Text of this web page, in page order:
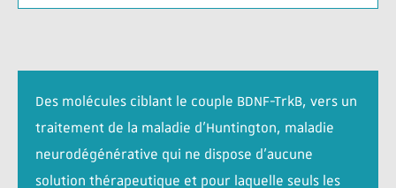
Des molécules ciblant le couple BDNF-TrkB, vers un
traitement de la maladie d’Huntington, maladie
neurodégénérative qui ne dispose d’aucune
solution thérapeutique et pour laquelle seuls les